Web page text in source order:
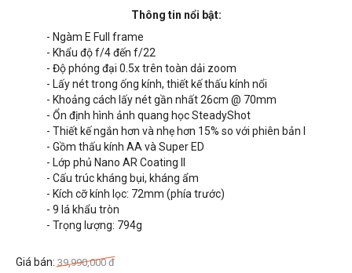
Thông tin nổi bật:
- Ngàm E Full frame
- Khẩu độ f/4 đến f/22
- Độ phóng đại 0.5x trên toàn dải zoom
- Lấy nét trong ống kính, thiết kế thấu kính nổi
- Khoảng cách lấy nét gần nhất26cm @ 70mm
- Ổn định hình ảnh quang học SteadyShot
- Thiết kế ngắn hơn và nhẹ hơn 15% so với phiên bản I
- Gồm thấu kính AA và Super ED
- Lớp phủ Nano AR Coating II
- Cấu trúc kháng bụi, kháng ẩm
- Kích cỡ kính lọc: 72mm (phía trước)
- 9 lá khẩu tròn
- Trọng lượng: 794g
Giá bán: 39,990,000 đ